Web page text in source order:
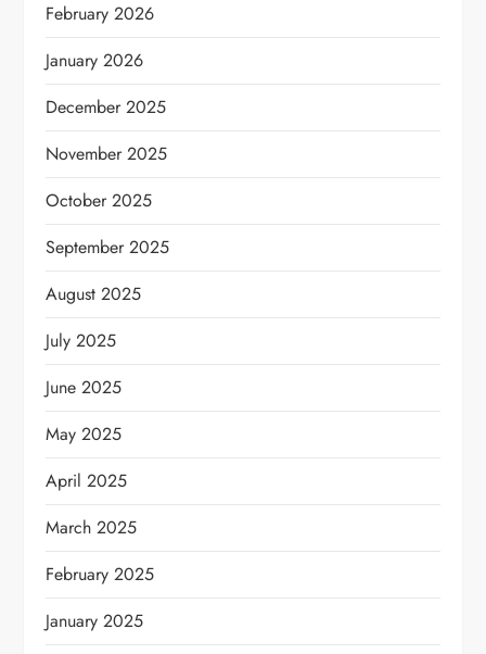
February 2026
January 2026
December 2025
November 2025
October 2025
September 2025
August 2025
July 2025
June 2025
May 2025
April 2025
March 2025
February 2025
January 2025